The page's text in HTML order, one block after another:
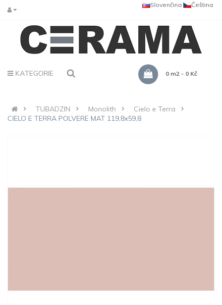
Čeština
Slovenčina
KATEGORIE 0 m2 - 0 Kč
TUBADZIN Monolith
Cielo e Terra
CIELO E TERRA POLVERE MAT 119,8x59,8